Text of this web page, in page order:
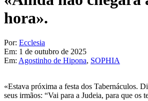
hora».
Por: Ecclesia
Em: 1 de outubro de 2025
Em: Agostinho de Hipona, SOPHIA
«Estava próxima a festa dos Tabernáculos.
seus irmãos: “Vai para a Judeia, para que os